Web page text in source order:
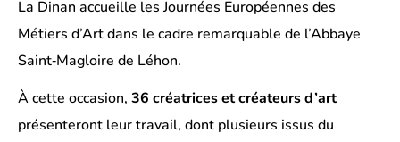
La Dinan accueille lesJournées Européennes des
Métiers d’Artdans le cadre remarquable de l’Abbaye
Saint‑Magloire de Léhon.
À cette occasion, 36 créatrices et créateurs d’art
présenteront leur travail, dont plusieurs issus du